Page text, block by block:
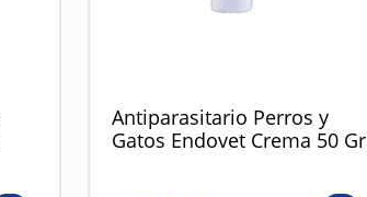
Antiparasitario Perros y
Gatos Endovet Crema 50 Gr